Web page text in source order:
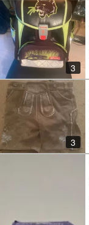
3
3